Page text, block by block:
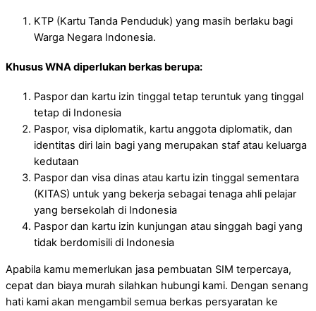
KTP (Kartu Tanda Penduduk) yang masih berlaku bagi
Warga Negara Indonesia.
Khusus WNA diperlukan berkas berupa:
Paspor dan kartu izin tinggal tetap teruntuk yang tinggal
tetap di Indonesia
Paspor, visa diplomatik, kartu anggota diplomatik, dan
identitas diri lain bagi yang merupakan staf atau keluarga
kedutaan
Paspor dan visa dinas atau kartu izin tinggal sementara
(KITAS) untuk yang bekerja sebagai tenaga ahli pelajar
yang bersekolah di Indonesia
Paspor dan kartu izin kunjungan atau singgah bagi yang
tidak berdomisili di Indonesia
Apabila kamu memerlukan jasa pembuatan SIM terpercaya,
cepat dan biaya murah silahkan hubungi kami. Dengan senang
hati kami akan mengambil semua berkas persyaratan ke